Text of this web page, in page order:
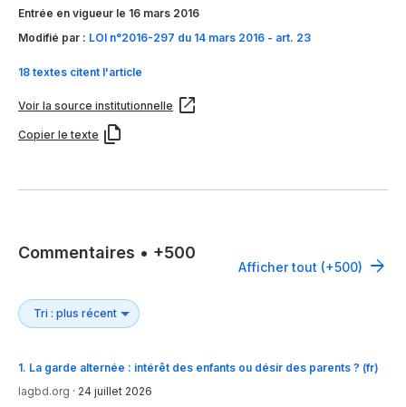
Entrée en vigueur le 16 mars 2016
Modifié par : LOI n°2016-297 du 14 mars 2016 - art. 23
18 textes citent l'article
Voir la source institutionnelle
Copier le texte
Commentaires • +500
Afficher tout (+500)
1. La garde alternée : intérêt des enfants ou désir des parents ? (fr)
lagbd.org · 24 juillet 2026